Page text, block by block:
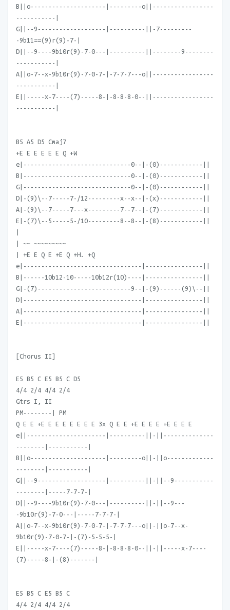
B||o---------------------|---------o||-----------------
-----------|
G||--9-------------------|----------||-7---------
-9b11==(9)r(9)-7-|
D||--9----9b10r(9)-7-0---|----------||--------9--------
-----------|
A||o-7--x-9b10r(9)-7-0-7-|-7-7-7---o||-----------------
-----------|
E||-----x-7----(7)-----8-|-8-8-8-0--||-----------------
-----------|
B5 A5 D5 Cmaj7
+E E E E E E Q +W
e|------------------------------0--|-(0)------------||
B|------------------------------0--|-(0)------------||
G|------------------------------0--|-(0)------------||
D|-(9)\--7-----7-/12---------x--x--|-(x)------------||
A|-(9)\--7-----7---x---------7--7--|-(7)------------||
E|-(7)\--5-----5-/10---------8--8--|-(8)------------||
| ~~ ~~~~~~~~~
| +E E Q E +E Q +H. +Q
e|---------------------------------|----------------||
B|------10b12-10-----10b12r(10)----|----------------||
G|-(7)--------------------------9--|-(9)------(9)\--||
D|---------------------------------|----------------||
A|---------------------------------|----------------||
E|---------------------------------|----------------||
[Chorus II]
E5 B5 C E5 B5 C D5
4/4 2/4 4/4 2/4
Gtrs I, II
PM--------| PM
Q E E +E E E E E E E E 3x Q E E +E E E E +E E E E
e||----------------------|----------||-||--------------
--------|-----------|
B||o---------------------|---------o||-||o-------------
--------|-----------|
G||--9-------------------|----------||-||--9-----------
--------|-----7-7-7-|
D||--9----9b10r(9)-7-0---|----------||-||--9---
-9b10r(9)-7-0---|-----7-7-7-|
A||o-7--x-9b10r(9)-7-0-7-|-7-7-7---o||-||o-7--x-
9b10r(9)-7-0-7-|-(7)-5-5-5-|
E||-----x-7----(7)-----8-|-8-8-8-0--||-||-----x-7----
(7)-----8-|-(8)-------|
E5 B5 C E5 B5 C
4/4 2/4 4/4 2/4